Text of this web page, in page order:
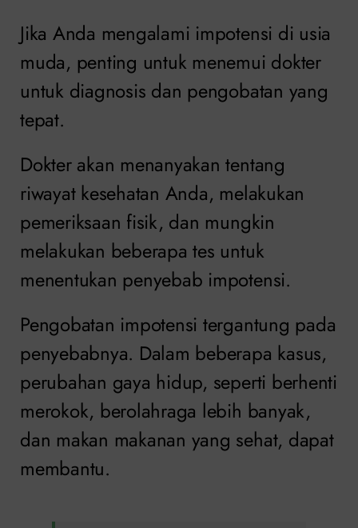
Jika Anda mengalami impotensi di usia
muda, penting untuk menemui dokter
untuk diagnosis dan pengobatan yang
tepat.
Dokter akan menanyakan tentang
riwayat kesehatan Anda, melakukan
pemeriksaan fisik, dan mungkin
melakukan beberapa tes untuk
menentukan penyebab impotensi.
Pengobatan impotensi tergantung pada
penyebabnya. Dalam beberapa kasus,
perubahan gaya hidup, seperti berhenti
merokok, berolahraga lebih banyak,
dan makan makanan yang sehat, dapat
membantu.